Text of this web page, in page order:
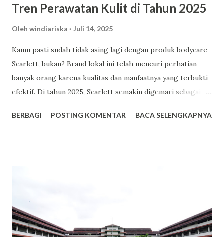
Tren Perawatan Kulit di Tahun 2025
Oleh windiariska Juli 14, 2025
Kamu pasti sudah tidak asing lagi dengan produk bodycare
Scarlett, bukan? Brand lokal ini telah mencuri perhatian
banyak orang karena kualitas dan manfaatnya yang terbukti
efektif. Di tahun 2025, Scarlett semakin digemari sebagai
alasan mengapa Scarlett menjadi tren bodycare yang patut
harga tersebut, kamu sudah mendapatkan produk
berkualitas dengan manfaat maksimal. 2. Varian Aroma yang
Memikat dan Tahan Lama Scarlett menawarkan berbagai
BERBAGI POSTING KOMENTAR BACA SELENGKAPNYA